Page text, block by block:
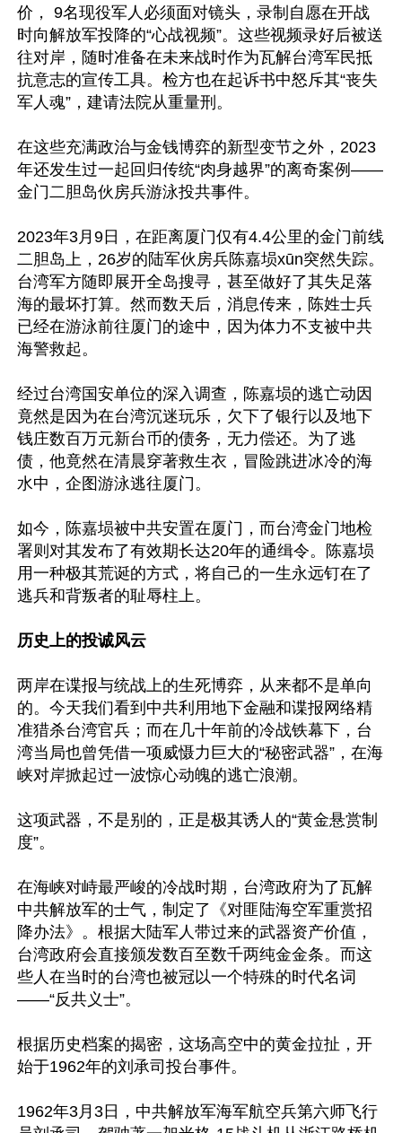
价， 9名现役军人必须面对镜头，录制自愿在开战
时向解放军投降的“心战视频”。这些视频录好后被送
往对岸，随时准备在未来战时作为瓦解台湾军民抵
抗意志的宣传工具。检方也在起诉书中怒斥其“丧失
军人魂”，建请法院从重量刑。
在这些充满政治与金钱博弈的新型变节之外，2023
年还发生过一起回归传统“肉身越界”的离奇案例——
金门二胆岛伙房兵游泳投共事件。
2023年3月9日，在距离厦门仅有4.4公里的金门前线
二胆岛上，26岁的陆军伙房兵陈嘉埙xūn突然失踪。
台湾军方随即展开全岛搜寻，甚至做好了其失足落
海的最坏打算。然而数天后，消息传来，陈姓士兵
已经在游泳前往厦门的途中，因为体力不支被中共
海警救起。
经过台湾国安单位的深入调查，陈嘉埙的逃亡动因
竟然是因为在台湾沉迷玩乐，欠下了银行以及地下
钱庄数百万元新台币的债务，无力偿还。为了逃
债，他竟然在清晨穿著救生衣，冒险跳进冰冷的海
水中，企图游泳逃往厦门。
如今，陈嘉埙被中共安置在厦门，而台湾金门地检
署则对其发布了有效期长达20年的通缉令。陈嘉埙
用一种极其荒诞的方式，将自己的一生永远钉在了
历史上的投诚风云
两岸在谍报与统战上的生死博弈，从来都不是单向
的。今天我们看到中共利用地下金融和谍报网络精
准猎杀台湾官兵；而在几十年前的冷战铁幕下，台
湾当局也曾凭借一项威慑力巨大的“秘密武器”，在海
峡对岸掀起过一波惊心动魄的逃亡浪潮。
这项武器，不是别的，正是极其诱人的“黄金悬赏制
度”。
在海峡对峙最严峻的冷战时期，台湾政府为了瓦解
中共解放军的士气，制定了《对匪陆海空军重赏招
降办法》。根据大陆军人带过来的武器资产价值，
台湾政府会直接颁发数百至数千两纯金金条。而这
些人在当时的台湾也被冠以一个特殊的时代名词
——“反共义士”。
根据历史档案的揭密，这场高空中的黄金拉扯，开
始于1962年的刘承司投台事件。
1962年3月3日，中共解放军海军航空兵第六师飞行